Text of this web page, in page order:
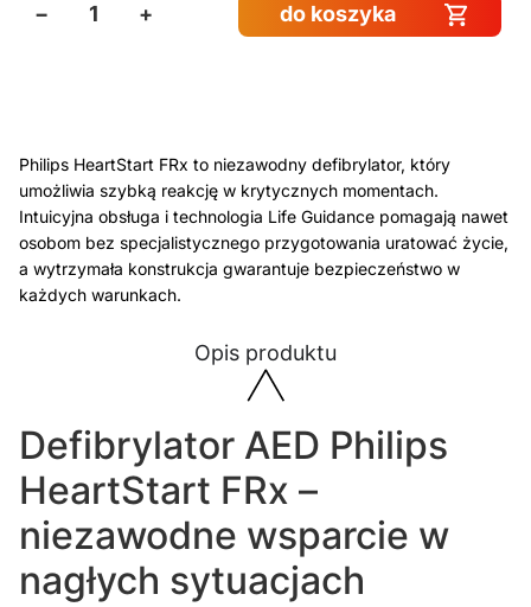
Philips HeartStart FRx to niezawodny defibrylator, który
umożliwia szybką reakcję w krytycznych momentach.
Intuicyjna obsługa i technologia Life Guidance pomagają nawet
osobom bez specjalistycznego przygotowania uratować życie,
a wytrzymała konstrukcja gwarantuje bezpieczeństwo w
każdych warunkach.
Opis produktu
Defibrylator AED Philips
HeartStart FRx –
niezawodne wsparcie w
nagłych sytuacjach
− + do koszyka